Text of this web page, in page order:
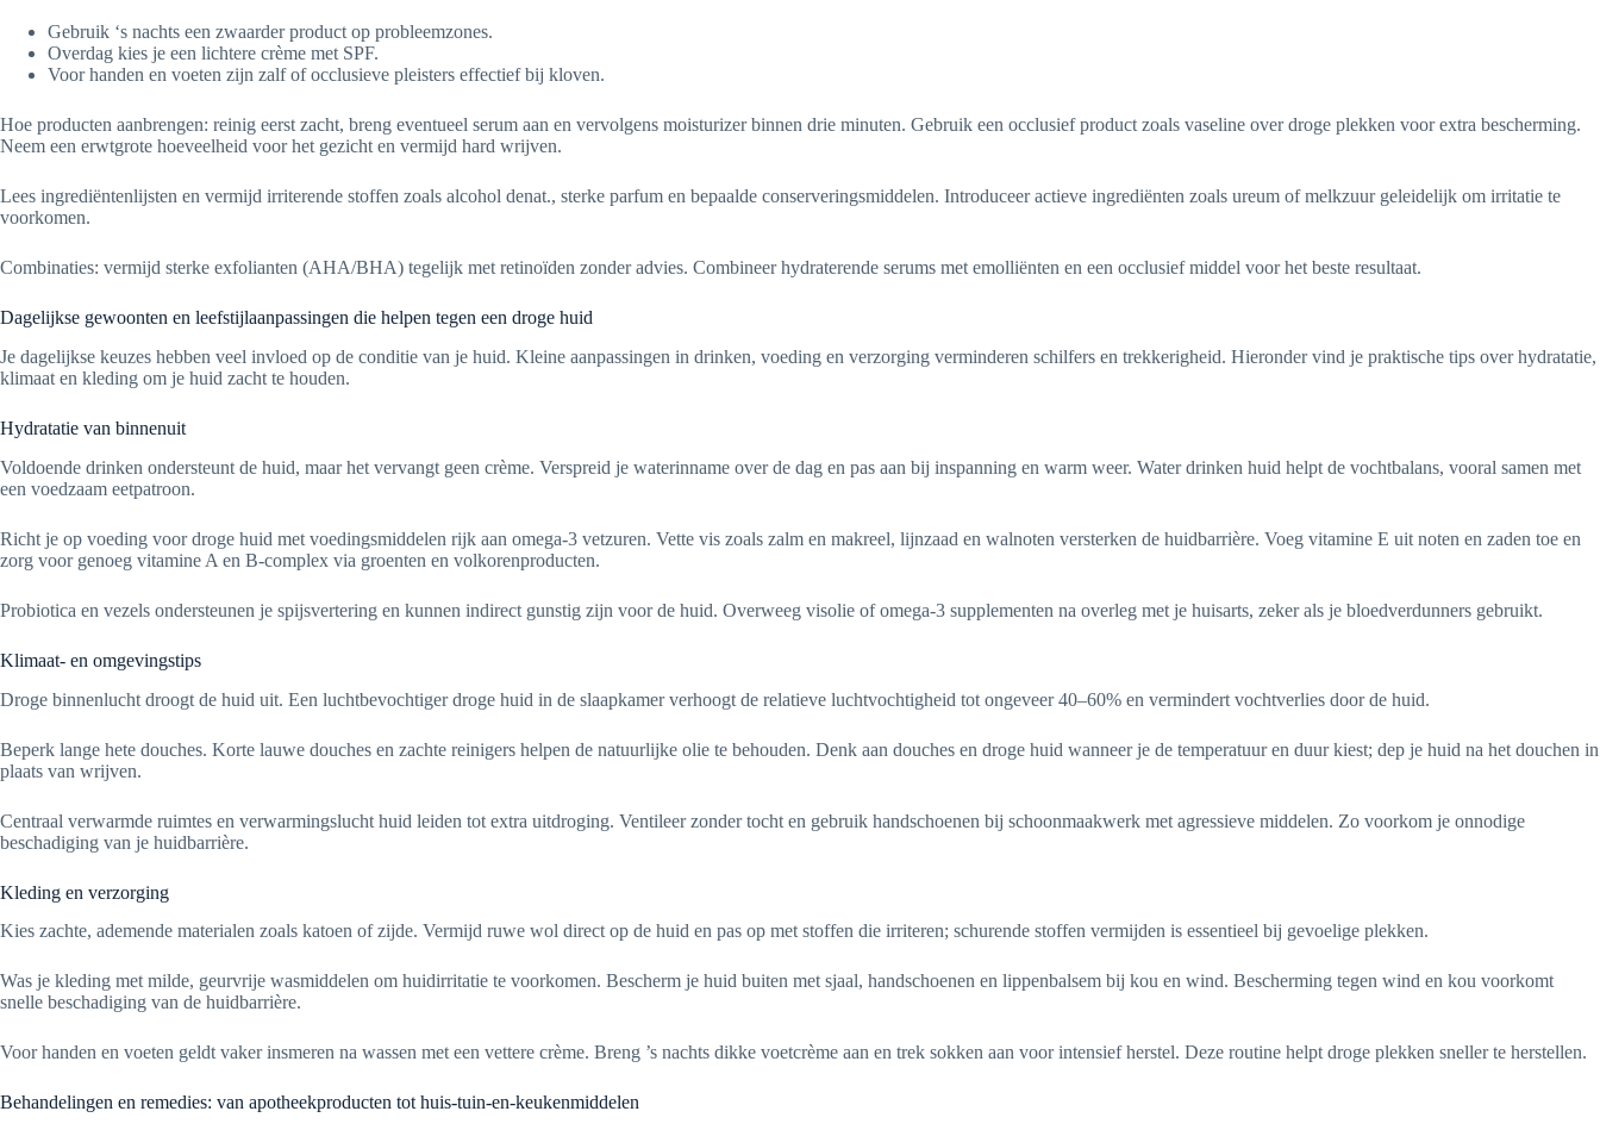
Gebruik ‘s nachts een zwaarder product op probleemzones.
Overdag kies je een lichtere crème met SPF.
Voor handen en voeten zijn zalf of occlusieve pleisters effectief bij kloven.
Hoe producten aanbrengen: reinig eerst zacht, breng eventueel serum aan en vervolgens moisturizer binnen drie minuten. Gebruik een occlusief product zoals vaseline over droge plekken voor extra bescherming.
Neem een erwtgrote hoeveelheid voor het gezicht en vermijd hard wrijven.
Lees ingrediëntenlijsten en vermijd irriterende stoffen zoals alcohol denat., sterke parfum en bepaalde conserveringsmiddelen. Introduceer actieve ingrediënten zoals ureum of melkzuur geleidelijk om irritatie te
voorkomen.
Combinaties: vermijd sterke exfolianten (AHA/BHA) tegelijk met retinoïden zonder advies. Combineer hydraterende serums met emolliënten en een occlusief middel voor het beste resultaat.
Dagelijkse gewoonten en leefstijlaanpassingen die helpen tegen een droge huid
Je dagelijkse keuzes hebben veel invloed op de conditie van je huid. Kleine aanpassingen in drinken, voeding en verzorging verminderen schilfers en trekkerigheid. Hieronder vind je praktische tips over hydratatie,
klimaat en kleding om je huid zacht te houden.
Hydratatie van binnenuit
Voldoende drinken ondersteunt de huid, maar het vervangt geen crème. Verspreid je waterinname over de dag en pas aan bij inspanning en warm weer. Water drinken huid helpt de vochtbalans, vooral samen met
een voedzaam eetpatroon.
Richt je op voeding voor droge huid met voedingsmiddelen rijk aan omega-3 vetzuren. Vette vis zoals zalm en makreel, lijnzaad en walnoten versterken de huidbarrière. Voeg vitamine E uit noten en zaden toe en
zorg voor genoeg vitamine A en B-complex via groenten en volkorenproducten.
Probiotica en vezels ondersteunen je spijsvertering en kunnen indirect gunstig zijn voor de huid. Overweeg visolie of omega-3 supplementen na overleg met je huisarts, zeker als je bloedverdunners gebruikt.
Klimaat- en omgevingstips
Droge binnenlucht droogt de huid uit. Een luchtbevochtiger droge huid in de slaapkamer verhoogt de relatieve luchtvochtigheid tot ongeveer 40–60% en vermindert vochtverlies door de huid.
Beperk lange hete douches. Korte lauwe douches en zachte reinigers helpen de natuurlijke olie te behouden. Denk aan douches en droge huid wanneer je de temperatuur en duur kiest; dep je huid na het douchen in
plaats van wrijven.
Centraal verwarmde ruimtes en verwarmingslucht huid leiden tot extra uitdroging. Ventileer zonder tocht en gebruik handschoenen bij schoonmaakwerk met agressieve middelen. Zo voorkom je onnodige
beschadiging van je huidbarrière.
Kleding en verzorging
Kies zachte, ademende materialen zoals katoen of zijde. Vermijd ruwe wol direct op de huid en pas op met stoffen die irriteren; schurende stoffen vermijden is essentieel bij gevoelige plekken.
Was je kleding met milde, geurvrije wasmiddelen om huidirritatie te voorkomen. Bescherm je huid buiten met sjaal, handschoenen en lippenbalsem bij kou en wind. Bescherming tegen wind en kou voorkomt
snelle beschadiging van de huidbarrière.
Voor handen en voeten geldt vaker insmeren na wassen met een vettere crème. Breng ’s nachts dikke voetcrème aan en trek sokken aan voor intensief herstel. Deze routine helpt droge plekken sneller te herstellen.
Behandelingen en remedies: van apotheekproducten tot huis-tuin-en-keukenmiddelen